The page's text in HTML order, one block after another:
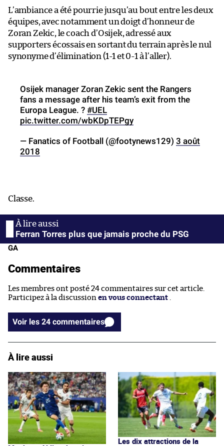
L’ambiance a été pourrie jusqu’au bout entre les deux
équipes, avec notamment un doigt d’honneur de
Zoran Zekic, le coach d’Osijek, adressé aux
supporters écossais en sortant du terrain après le nul
synonyme d’élimination (1-1 et 0-1 à l’aller).
Osijek manager Zoran Zekic sent the Rangers
fans a message after his team’s exit from the
Europa League. ? #UEL
pic.twitter.com/wbKDpTEPgy
— Fanatics of Football (@footynews129) 3 août
2018
Classe.
Ferran Torres plus que jamais proche du PSG
GA
Commentaires
Les membres ont posté 24 commentaires sur cet article.
Participez à la discussion en vous connectant .
Voir les 24 commentaires
À lire aussi
Les dix attractions de la